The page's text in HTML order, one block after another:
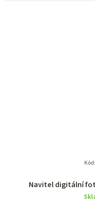
Navitel digitální
Kód: